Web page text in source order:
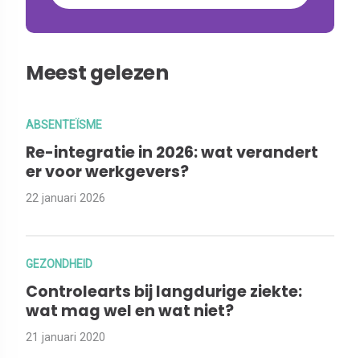
Meest gelezen
ABSENTEÏSME
Re-integratie in 2026: wat verandert
er voor werkgevers?
22 januari 2026
GEZONDHEID
Controlearts bij langdurige ziekte:
wat mag wel en wat niet?
21 januari 2020